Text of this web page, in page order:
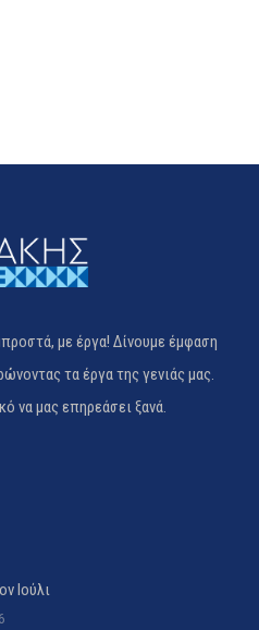
με έργα! Δίνουμε έμφαση
τα έργα της γενιάς μας.
να μας επηρεάσει ξανά.
Ιούλι